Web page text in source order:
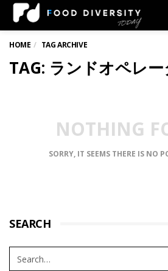
HOME TAG ARCHIVE
TAG: ランドオペレー
NOTHING
SORRY, IT SEEMS THERE IS NO
SEARCH